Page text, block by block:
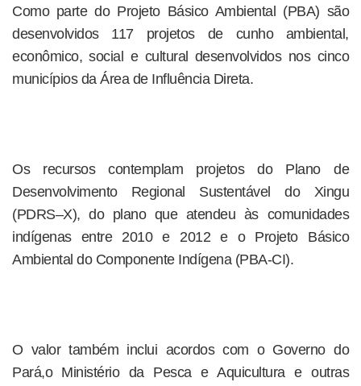
Como parte do Projeto Básico Ambiental (PBA) são
desenvolvidos 117 projetos de cunho ambiental,
econômico, social e cultural desenvolvidos nos cinco
municípios da Área de Influência Direta.
Os recursos contemplam projetos do Plano de
Desenvolvimento Regional Sustentável do Xingu
(PDRS–X), do plano que atendeu às comunidades
indígenas entre 2010 e 2012 e o Projeto Básico
Ambiental do Componente Indígena (PBA-CI).
O valor também inclui acordos com o Governo do
Pará,o Ministério da Pesca e Aquicultura e outras